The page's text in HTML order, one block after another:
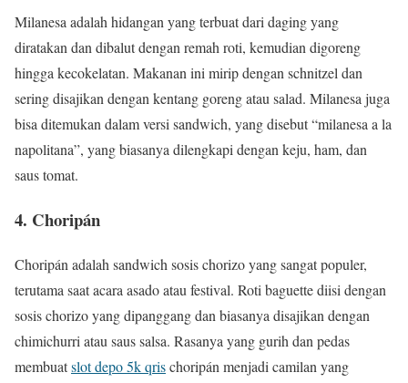
Milanesa adalah hidangan yang terbuat dari daging yang
diratakan dan dibalut dengan remah roti, kemudian digoreng
hingga kecokelatan. Makanan ini mirip dengan schnitzel dan
sering disajikan dengan kentang goreng atau salad. Milanesa juga
bisa ditemukan dalam versi sandwich, yang disebut “milanesa a la
napolitana”, yang biasanya dilengkapi dengan keju, ham, dan
saus tomat.
4. Choripán
Choripán adalah sandwich sosis chorizo yang sangat populer,
terutama saat acara asado atau festival. Roti baguette diisi dengan
sosis chorizo yang dipanggang dan biasanya disajikan dengan
chimichurri atau saus salsa. Rasanya yang gurih dan pedas
membuatslot depo 5k qrischoripán menjadi camilan yang